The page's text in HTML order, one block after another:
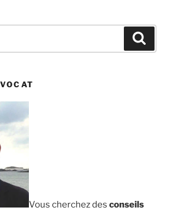
Vous cherchez des conseils